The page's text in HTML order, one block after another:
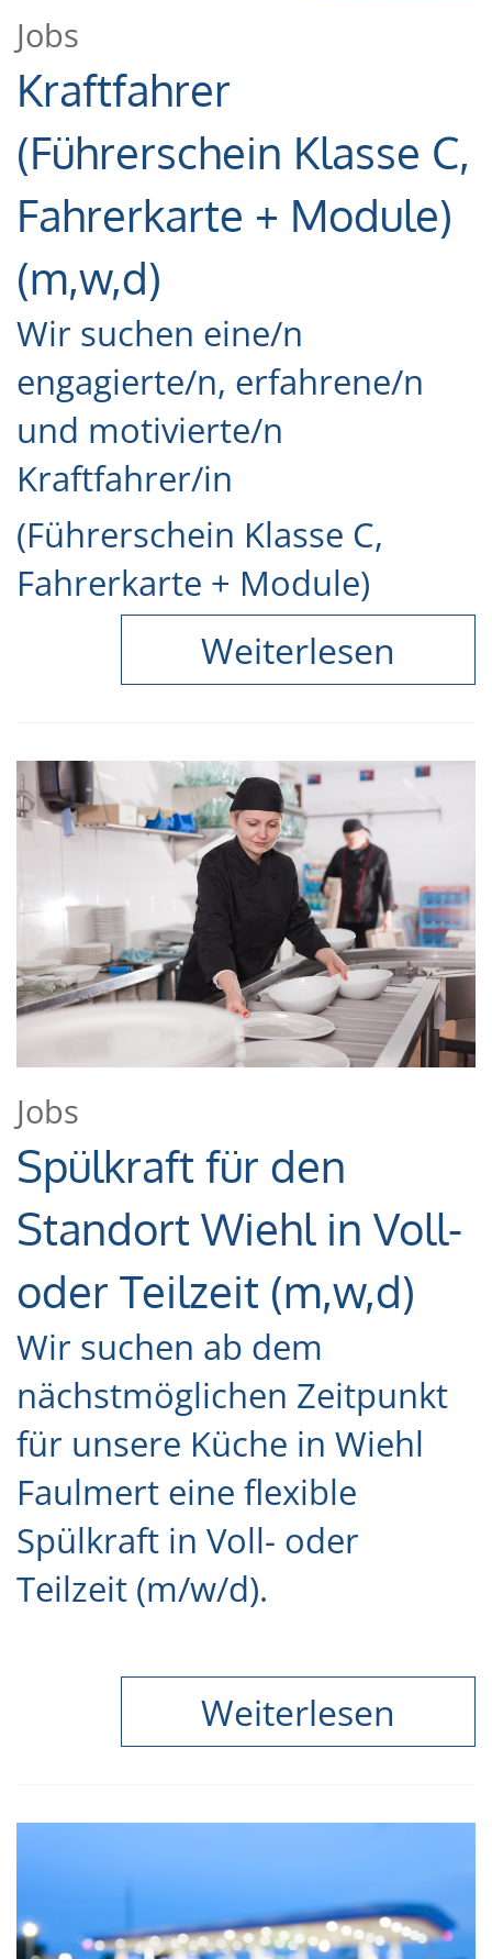
Jobs
Kraftfahrer
(Führerschein Klasse C,
Fahrerkarte + Module)
(m,w,d)
Wir suchen eine/n
engagierte/n, erfahrene/n
und motivierte/n
Kraftfahrer/in
(Führerschein Klasse C,
Fahrerkarte + Module)
Weiterlesen
Jobs
Spülkraft für den
Standort Wiehl in Voll-
oder Teilzeit (m,w,d)
Wir suchen ab dem
nächstmöglichen Zeitpunkt
für unsere Küche in Wiehl
Faulmert eine flexible
Spülkraft in Voll- oder
Teilzeit (m/w/d).
Weiterlesen